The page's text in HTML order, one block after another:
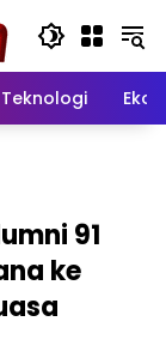
Teknologi
91
ke